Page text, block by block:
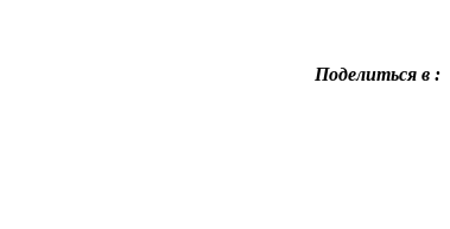
Поделиться в :